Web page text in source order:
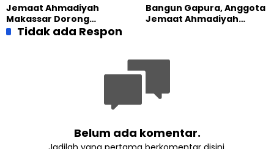
Ahmadiyah Sukapura
Jemaat Ahmadiyah
Makassar Dorong
Kesadaran Lingkungan
Lewat Edukasi Ekoteologi
Bangun Gapura, Anggota
Jemaat Ahmadiyah
Tidak ada Respon
Belum ada komentar.